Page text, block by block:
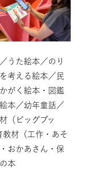
うた絵本／のり
考える絵本／民
がく絵本・図鑑
本／幼年童話／
（ビッグブッ
教材（工作・あそ
おかあさん・保
本